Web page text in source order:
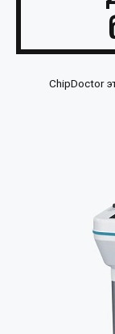
ChipDoctor